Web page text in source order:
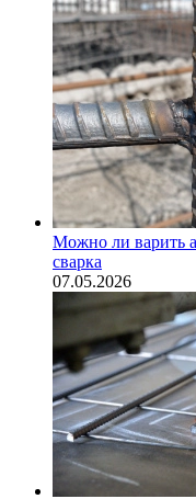
Можно ли варить
сварка
07.05.2026